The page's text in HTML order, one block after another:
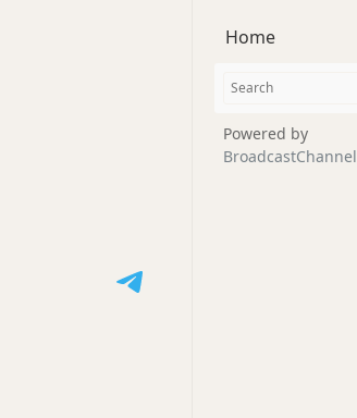
Home
Powered by
BroadcastChannel